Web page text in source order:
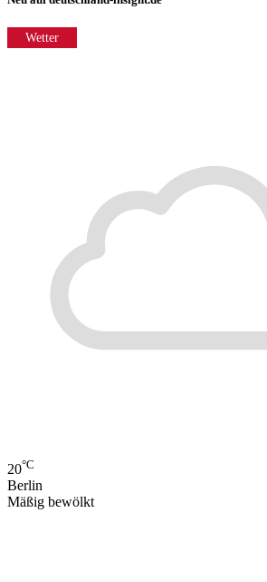
Wetter
20°C
Berlin
Mäßig bewölkt